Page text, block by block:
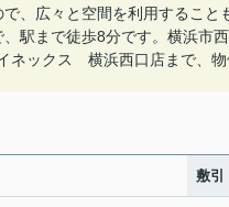
、広々と空間を利用するこ
駅まで徒歩8分です。横浜市
ネックス 横浜西口店まで、物
敷引